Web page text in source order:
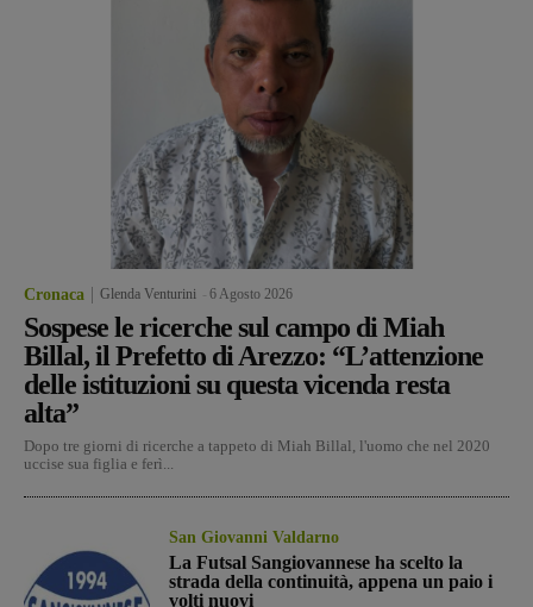
Cronaca Glenda Venturini 6 Agosto 2026
Sospese le ricerche sul campo di Miah
Billal, il Prefetto di Arezzo: “L’attenzione
delle istituzioni su questa vicenda resta
alta”
Dopo tre giorni di ricerche a tappeto di Miah Billal, l'uomo che nel 2020
uccise sua figlia e ferì...
San Giovanni Valdarno
La Futsal Sangiovannese ha scelto la
strada della continuità, appena un paio i
volti nuovi